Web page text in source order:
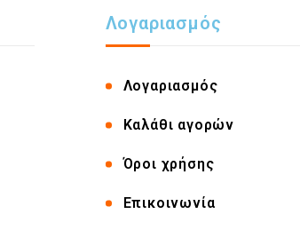
Λογαριασμός
Λογαριασμός
Καλάθι αγορών
Όροι χρήσης
Επικοινωνία